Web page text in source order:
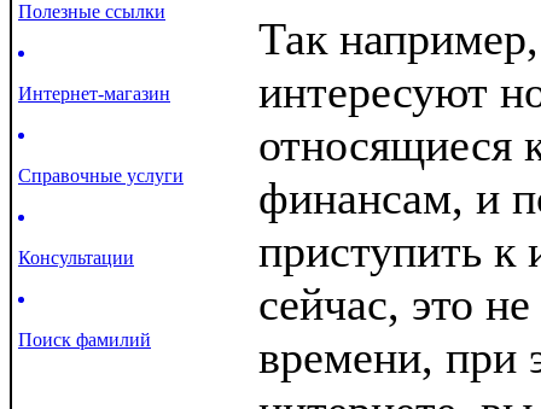
Полезные ссылки
Интернет-магазин
Справочные услуги
Консультации
Поиск фамилий
Так
интересуют
относящиеся
финансам, и
приступить к
сейчас, это
времени, при